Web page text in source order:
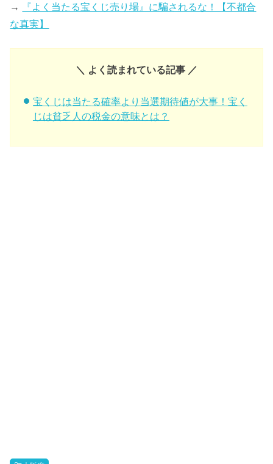
→
『よく当たる宝くじ売り場』に騙されるな！【不都合
な真実】
＼ よく読まれている記事 ／
宝くじは当たる確率より当選期待値が大事！宝く
じは貧乏人の税金の意味とは？